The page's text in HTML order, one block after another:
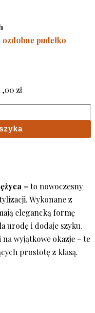
pudełko
,00 zł
– to nowoczesny
Wykonane z
elegancką formę
urodę i dodaje szyku.
wyjątkowe okazje – te
prostotę z klasą.